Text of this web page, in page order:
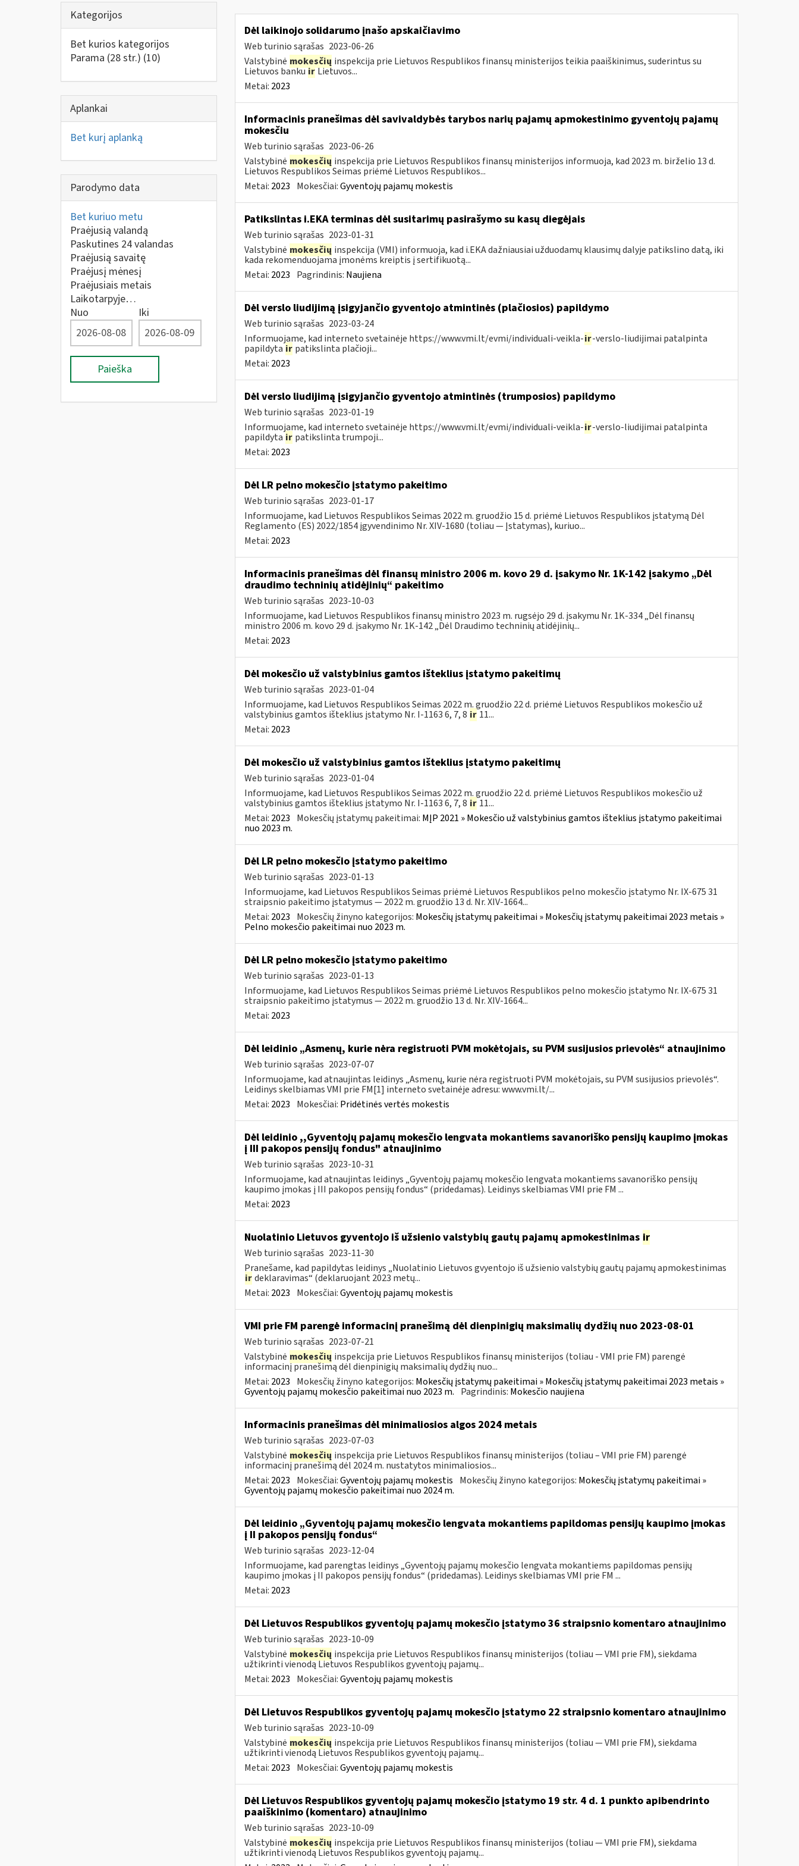
Kategorijos
Bet kurios kategorijos
Parama (28 str.) (10)
Aplankai
Bet kurį aplanką
Parodymo data
Bet kuriuo metu
Praėjusią valandą
Paskutines 24 valandas
Praėjusią savaitę
Praėjusį mėnesį
Praėjusiais metais
Laikotarpyje…
Nuo
Iki
Paieška
Dėl laikinojo solidarumo įnašo apskaičiavimo
Web turinio sąrašas 2023-06-26
Valstybinė mokesčių inspekcija prie Lietuvos Respublikos finansų ministerijos teikia paaiškinimus, suderintus su
Lietuvos bankuirLietuvos...
Metai: 2023
Informacinis pranešimas dėl savivaldybės tarybos narių pajamų apmokestinimo gyventojų pajamų
mokesčiu
Web turinio sąrašas 2023-06-26
Valstybinė mokesčių inspekcija prie Lietuvos Respublikos finansų ministerijos informuoja, kad 2023 m. birželio 13 d.
Lietuvos Respublikos Seimas priėmė Lietuvos Respublikos...
Metai: 2023 Mokesčiai:Gyventojų pajamų mokestis
Patikslintas i.EKA terminas dėl susitarimų pasirašymo su kasų diegėjais
Web turinio sąrašas 2023-01-31
Valstybinė mokesčių inspekcija (VMI) informuoja, kad i.EKA dažniausiai užduodamų klausimų dalyje patikslino datą, iki
kada rekomenduojama įmonėms kreiptis į sertifikuotą...
Metai: 2023 Pagrindinis: Naujiena
Dėl verslo liudijimą įsigyjančio gyventojo atmintinės (plačiosios) papildymo
Web turinio sąrašas 2023-03-24
Informuojame, kad interneto svetainėje https://www.vmi.lt/evmi/individuali-veikla-ir-verslo-liudijimai patalpinta
papildyta ir patikslinta plačioji...
Metai: 2023
Dėl verslo liudijimą įsigyjančio gyventojo atmintinės (trumposios) papildymo
Web turinio sąrašas 2023-01-19
Informuojame, kad interneto svetainėje https://www.vmi.lt/evmi/individuali-veikla-ir-verslo-liudijimai patalpinta
papildyta ir patikslinta trumpoji...
Metai: 2023
Dėl LR pelno mokesčio įstatymo pakeitimo
Web turinio sąrašas 2023-01-17
Informuojame, kad Lietuvos Respublikos Seimas 2022 m. gruodžio 15 d. priėmė Lietuvos Respublikos įstatymą Dėl
Reglamento (ES) 2022/1854 įgyvendinimo Nr. XIV-1680 (toliau — Įstatymas), kuriuo...
Metai: 2023
Informacinis pranešimas dėl finansų ministro 2006 m. kovo 29 d. įsakymo Nr. 1K-142 įsakymo „Dėl
draudimo techninių atidėjinių“ pakeitimo
Web turinio sąrašas 2023-10-03
Informuojame, kad Lietuvos Respublikos finansų ministro 2023 m. rugsėjo 29 d. įsakymu Nr. 1K-334 „Dėl finansų
ministro 2006 m. kovo 29 d. įsakymo Nr. 1K-142 „Dėl Draudimo techninių atidėjinių...
Metai: 2023
Dėl mokesčio už valstybinius gamtos išteklius įstatymo pakeitimų
Web turinio sąrašas 2023-01-04
Informuojame, kad Lietuvos Respublikos Seimas 2022 m. gruodžio 22 d. priėmė Lietuvos Respublikos mokesčio už
valstybinius gamtos išteklius įstatymo Nr. I-1163 6, 7, 8 ir 11...
Metai: 2023
Dėl mokesčio už valstybinius gamtos išteklius įstatymo pakeitimų
Web turinio sąrašas 2023-01-04
Informuojame, kad Lietuvos Respublikos Seimas 2022 m. gruodžio 22 d. priėmė Lietuvos Respublikos mokesčio už
valstybinius gamtos išteklius įstatymo Nr. I-1163 6, 7, 8 ir 11...
Metai: 2023 Mokesčių įstatymų pakeitimai: MĮP 2021 » Mokesčio už valstybinius gamtos išteklius įstatymo pakeitimai
nuo 2023 m.
Dėl LR pelno mokesčio įstatymo pakeitimo
Web turinio sąrašas 2023-01-13
Informuojame, kad Lietuvos Respublikos Seimas priėmė Lietuvos Respublikos pelno mokesčio įstatymo Nr. IX-675 31
straipsnio pakeitimo įstatymus — 2022 m. gruodžio 13 d. Nr. XIV-1664...
Metai: 2023 Mokesčių žinyno kategorijos: Mokesčių įstatymų pakeitimai » Mokesčių įstatymų pakeitimai 2023 metais »
Pelno mokesčio pakeitimai nuo 2023 m.
Dėl LR pelno mokesčio įstatymo pakeitimo
Web turinio sąrašas 2023-01-13
Informuojame, kad Lietuvos Respublikos Seimas priėmė Lietuvos Respublikos pelno mokesčio įstatymo Nr. IX-675 31
straipsnio pakeitimo įstatymus — 2022 m. gruodžio 13 d. Nr. XIV-1664...
Metai: 2023
Dėl leidinio „Asmenų, kurie nėra registruoti PVM mokėtojais, su PVM susijusios prievolės“ atnaujinimo
Web turinio sąrašas 2023-07-07
Informuojame, kad atnaujintas leidinys „Asmenų, kurie nėra registruoti PVM mokėtojais, su PVM susijusios prievolės“.
Leidinys skelbiamas VMI prie FM[1] interneto svetainėje adresu: www.vmi.lt/...
Metai: 2023 Mokesčiai: Pridėtinės vertės mokestis
Dėl leidinio ,,Gyventojų pajamų mokesčio lengvata mokantiems savanoriško pensijų kaupimo įmokas
į III pakopos pensijų fondus" atnaujinimo
Web turinio sąrašas 2023-10-31
Informuojame, kad atnaujintas leidinys „Gyventojų pajamų mokesčio lengvata mokantiems savanoriško pensijų
kaupimo įmokas į III pakopos pensijų fondus“ (pridedamas). Leidinys skelbiamas VMI prie FM ...
Metai: 2023
Nuolatinio Lietuvos gyventojo iš užsienio valstybių gautų pajamų apmokestinimas ir
Web turinio sąrašas 2023-11-30
Pranešame, kad papildytas leidinys „Nuolatinio Lietuvos gvyentojo iš užsienio valstybių gautų pajamų apmokestinimas
ir deklaravimas“ (deklaruojant 2023 metų...
Metai: 2023 Mokesčiai:Gyventojų pajamų mokestis
VMI prie FM parengė informacinį pranešimą dėl dienpinigių maksimalių dydžių nuo 2023-08-01
Web turinio sąrašas 2023-07-21
Valstybinė mokesčių inspekcija prie Lietuvos Respublikos finansų ministerijos (toliau - VMI prie FM) parengė
informacinį pranešimą dėl dienpinigių maksimalių dydžių nuo...
Metai: 2023 Mokesčių žinyno kategorijos: Mokesčių įstatymų pakeitimai » Mokesčių įstatymų pakeitimai 2023 metais »
Gyventojų pajamų mokesčio pakeitimai nuo 2023 m. Pagrindinis: Mokesčio naujiena
Informacinis pranešimas dėl minimaliosios algos 2024 metais
Web turinio sąrašas 2023-07-03
Valstybinė mokesčių inspekcija prie Lietuvos Respublikos finansų ministerijos (toliau – VMI prie FM) parengė
informacinį pranešimą dėl 2024 m. nustatytos minimaliosios...
Metai: 2023 Mokesčiai:Gyventojų pajamų mokestis Mokesčių žinyno kategorijos: Mokesčių įstatymų pakeitimai »
Gyventojų pajamų mokesčio pakeitimai nuo 2024 m.
Dėl leidinio „Gyventojų pajamų mokesčio lengvata mokantiems papildomas pensijų kaupimo įmokas
į II pakopos pensijų fondus“
Web turinio sąrašas 2023-12-04
Informuojame, kad parengtas leidinys „Gyventojų pajamų mokesčio lengvata mokantiems papildomas pensijų
kaupimo įmokas į II pakopos pensijų fondus“ (pridedamas). Leidinys skelbiamas VMI prie FM ...
Metai: 2023
Dėl Lietuvos Respublikos gyventojų pajamų mokesčio įstatymo 36 straipsnio komentaro atnaujinimo
Web turinio sąrašas 2023-10-09
Valstybinė mokesčių inspekcija prie Lietuvos Respublikos finansų ministerijos (toliau — VMI prie FM), siekdama
užtikrinti vienodą Lietuvos Respublikos gyventojų pajamų...
Metai: 2023 Mokesčiai:Gyventojų pajamų mokestis
Dėl Lietuvos Respublikos gyventojų pajamų mokesčio įstatymo 22 straipsnio komentaro atnaujinimo
Web turinio sąrašas 2023-10-09
Valstybinė mokesčių inspekcija prie Lietuvos Respublikos finansų ministerijos (toliau — VMI prie FM), siekdama
užtikrinti vienodą Lietuvos Respublikos gyventojų pajamų...
Metai: 2023 Mokesčiai:Gyventojų pajamų mokestis
Dėl Lietuvos Respublikos gyventojų pajamų mokesčio įstatymo 19 str. 4 d. 1 punkto apibendrinto
paaiškinimo (komentaro) atnaujinimo
Web turinio sąrašas 2023-10-09
Valstybinė mokesčių inspekcija prie Lietuvos Respublikos finansų ministerijos (toliau — VMI prie FM), siekdama
užtikrinti vienodą Lietuvos Respublikos gyventojų pajamų...